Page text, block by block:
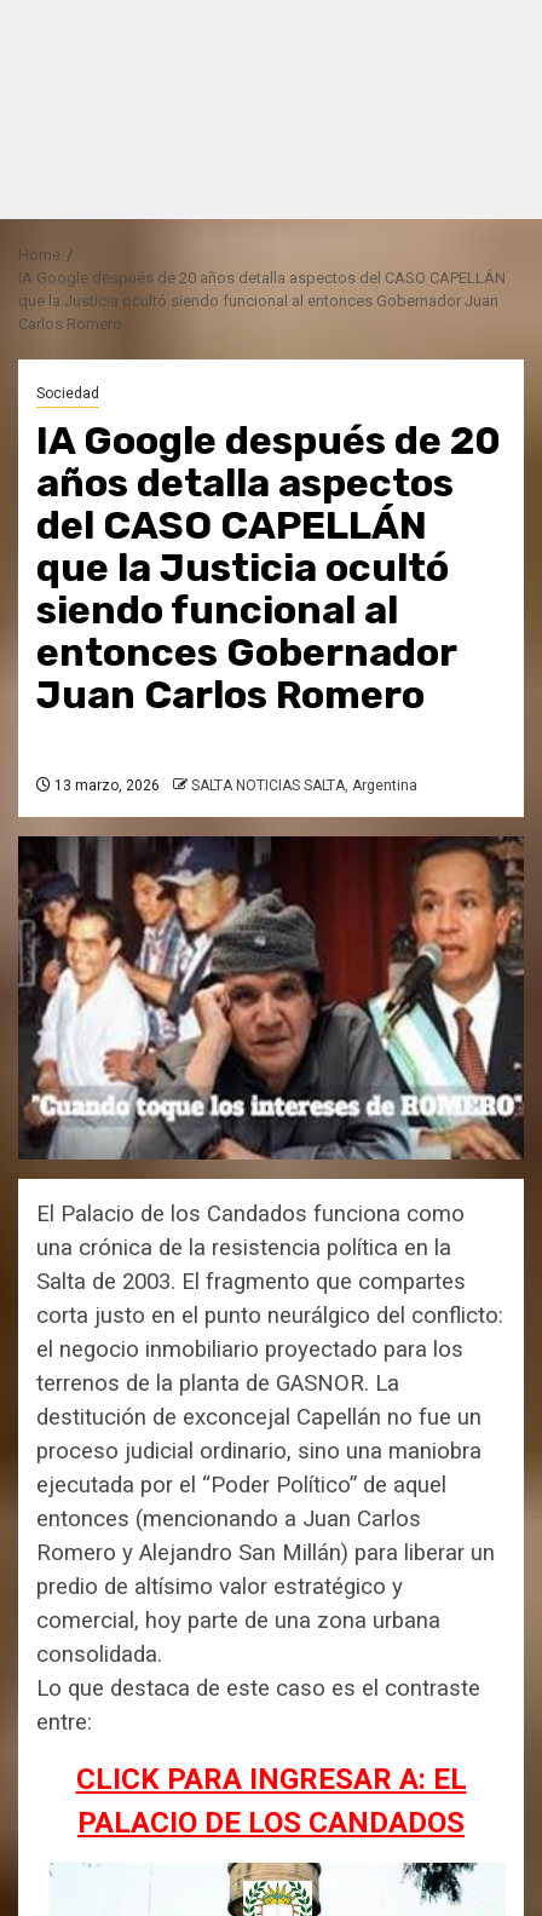
Home
IA Google después de 20 años detalla aspectos del CASO CAPELLÁN
que la Justicia ocultó siendo funcional al entonces Gobernador Juan
Carlos Romero
Sociedad
IA Google después de 20
años detalla aspectos
del CASO CAPELLÁN
que la Justicia ocultó
siendo funcional al
entonces Gobernador
Juan Carlos Romero
13 marzo, 2026 SALTA NOTICIAS SALTA, Argentina
El Palacio de los Candados funciona como
una crónica de la resistencia política en la
Salta de 2003. El fragmento que compartes
corta justo en el punto neurálgico del conflicto:
el negocio inmobiliario proyectado para los
terrenos de la planta de GASNOR. La
destitución de exconcejal Capellán no fue un
proceso judicial ordinario, sino una maniobra
ejecutada por el “Poder Político” de aquel
entonces (mencionando a Juan Carlos
Romero y Alejandro San Millán) para liberar un
predio de altísimo valor estratégico y
comercial, hoy parte de una zona urbana
consolidada.
Lo que destaca de este caso es el contraste
entre:
CLICK PARA INGRESAR A: EL
PALACIO DE LOS CANDADOS